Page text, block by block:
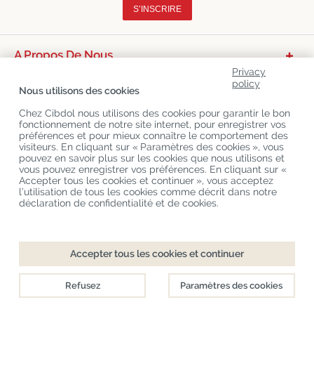
S’INSCRIRE
A Propos De Nous
Derniers Blogs
Privacy
policy
Nous utilisons des cookies
Chez Cibdol nous utilisons des cookies pour garantir le bon
fonctionnement de notre site internet, pour enregistrer vos
préférences et pour mieux connaître le comportement des
visiteurs. En cliquant sur « Paramètres des cookies », vous
pouvez en savoir plus sur les cookies que nous utilisons et
vous pouvez enregistrer vos préférences. En cliquant sur «
Accepter tous les cookies et continuer », vous acceptez
l’utilisation de tous les cookies comme décrit dans notre
déclaration de confidentialité et de cookies.
Accepter tous les cookies et continuer
Refusez Paramètres des cookies
Copyright©Cibdol Last updated 07-08-2026
Cibdol France, Place des Grands Hommes, 33000 Bordeaux, France
KvK: 76495035 VAT: NL860644923B01